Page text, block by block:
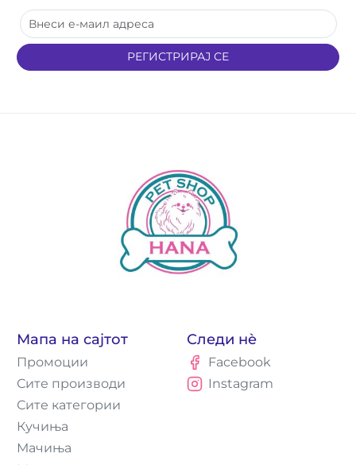
РЕГИСТРИРАЈ СЕ
Мапа на сајтот
Промоции
Сите производи
Сите категории
Кучиња
Мачиња
Следи нè
Facebook
Instagram